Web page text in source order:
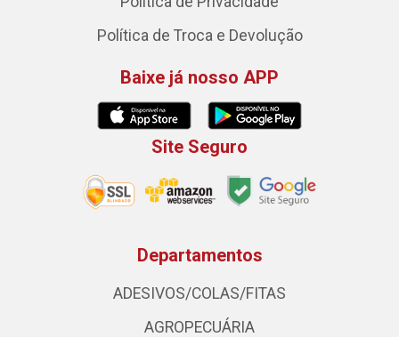
Política de Troca e Devolução
Baixe já nosso APP
Site Seguro
Departamentos
ADESIVOS/COLAS/FITAS
AGROPECUÁRIA